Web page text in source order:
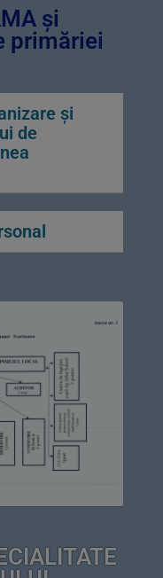
și
primăriei
și
de